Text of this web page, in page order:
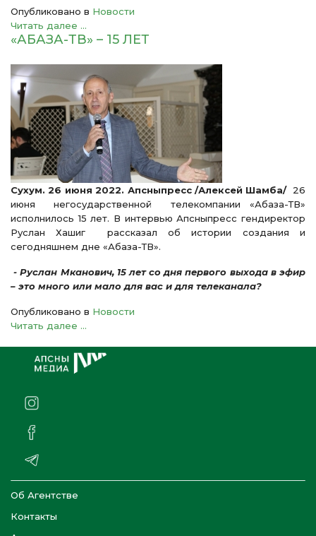
Опубликовано в Новости
Читать далее ...
«АБАЗА-ТВ» – 15 ЛЕТ
Сухум. 26 июня 2022. Апсныпресс /Алексей Шамба/ 26
июня негосударственной телекомпании «Абаза-ТВ»
исполнилось 15 лет. В интервью Апсныпресс гендиректор
Руслан Хашиг рассказал об истории создания и
сегодняшнем дне «Абаза-ТВ».
- Руслан Мканович, 15 лет со дня первого выхода в эфир
– это много или мало для вас и для телеканала?
Опубликовано в Новости
Читать далее ...
Об Агентстве
Контакты